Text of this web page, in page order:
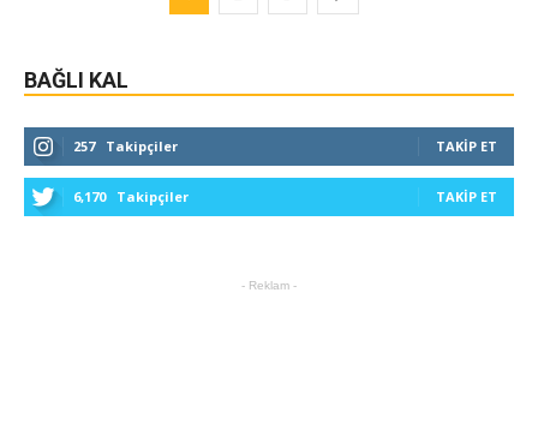
BAĞLI KAL
257 Takipçiler TAKIP ET
6,170 Takipçiler TAKIP ET
- Reklam -